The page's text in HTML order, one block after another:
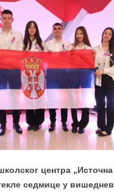
центра
седмице у